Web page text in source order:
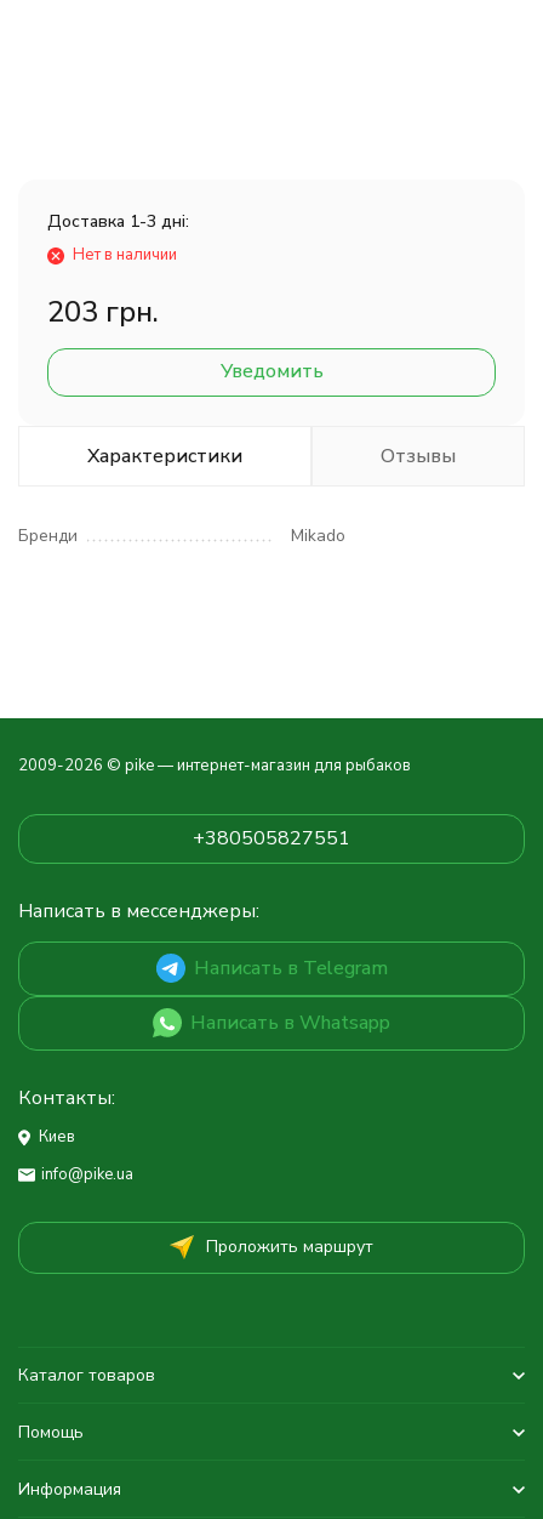
Доставка 1-3 дні:
Нет в наличии
203 грн.
Уведомить
Характеристики Отзывы
Бренди Mikado
2009-2026 © pike — интернет-магазин для рыбаков
+380505827551
Написать в мессенджеры:
Написать в Telegram
Написать в Whatsapp
Контакты:
Киев
info@pike.ua
Проложить маршрут
Каталог товаров
Помощь
Информация